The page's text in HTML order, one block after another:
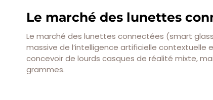
Le marché des lunettes
Le marché des lunettes connectées (smart
massive de l’intelligence artificielle
concevoir de lourds casques de réalité mixte,
grammes.